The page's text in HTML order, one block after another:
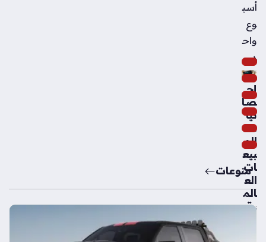
أسب
وع
واح
د
إح
صا
ئيا
ت
الم
بيع
ات
الع
الم
ية
منوعات